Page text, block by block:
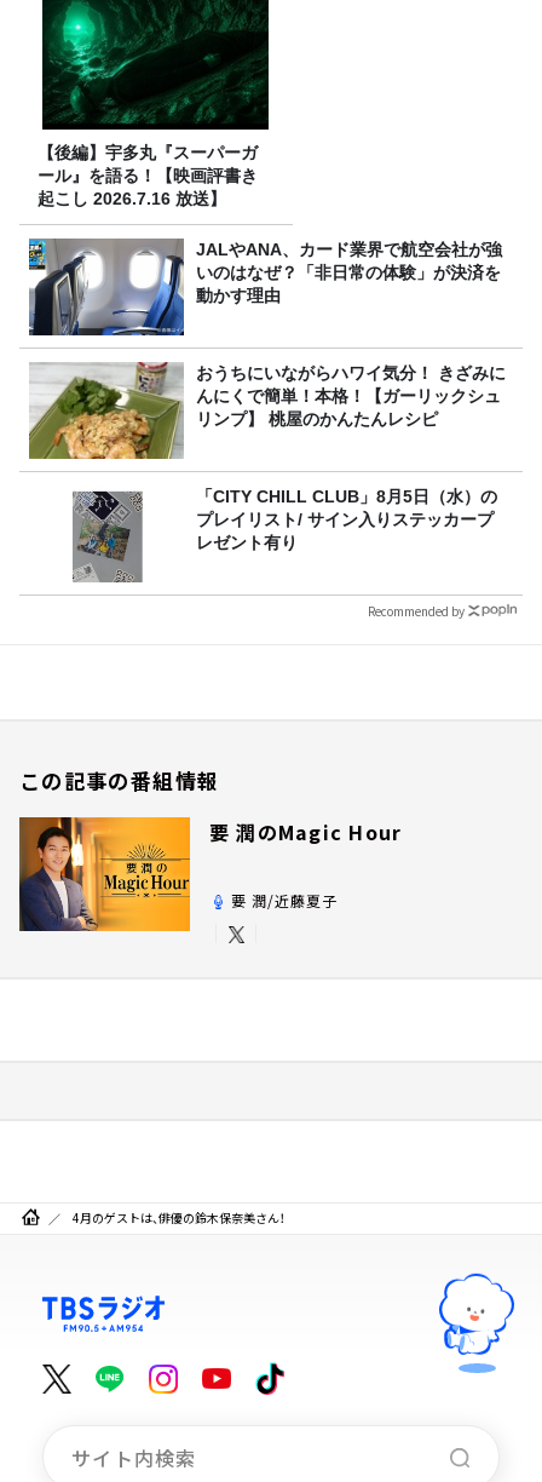
【後編】宇多丸『スーパーガ
ール』を語る！【映画評書き
起こし 2026.7.16 放送】
JALやANA、カード業界で航空会社が強
いのはなぜ？「非日常の体験」が決済を
動かす理由
おうちにいながらハワイ気分！ きざみに
んにくで簡単！本格！【ガーリックシュ
リンプ】 桃屋のかんたんレシピ
「CITY CHILL CLUB」8月5日（水）の
プレイリスト/ サイン入りステッカープ
レゼント有り
Recommended by
この記事の番組情報
要 潤のMagic Hour
要 潤/近藤夏子
4月のゲストは、俳優の鈴木保奈美さん！